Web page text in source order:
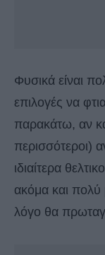
Φυσικά είναι
επιλογές να
παρακάτω, αν
περισσότεροι)
ιδιαίτερα
ακόμα και πολύ
λόγο θα